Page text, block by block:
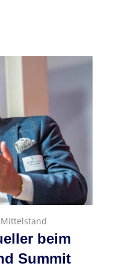
Mittelstand
beim
Summit